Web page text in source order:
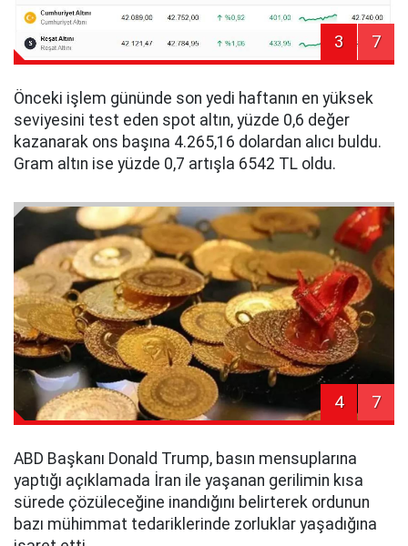
3 7
Önceki işlem gününde son yedi haftanın en yüksek
seviyesini test eden spot altın, yüzde 0,6 değer
kazanarak ons başına 4.265,16 dolardan alıcı buldu.
Gram altın ise yüzde 0,7 artışla 6542 TL oldu.
4 7
ABD Başkanı Donald Trump, basın mensuplarına
yaptığı açıklamada İran ile yaşanan gerilimin kısa
sürede çözüleceğine inandığını belirterek ordunun
bazı mühimmat tedariklerinde zorluklar yaşadığına